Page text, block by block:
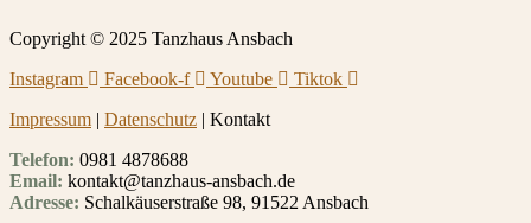
Copyright © 2025 Tanzhaus Ansbach
Instagram
Facebook-f Youtube
Tiktok
Impressum | Datenschutz | Kontakt
Telefon: 0981 4878688
Email: kontakt@tanzhaus-ansbach.de
Adresse: Schalkäuserstraße 98, 91522 Ansbach